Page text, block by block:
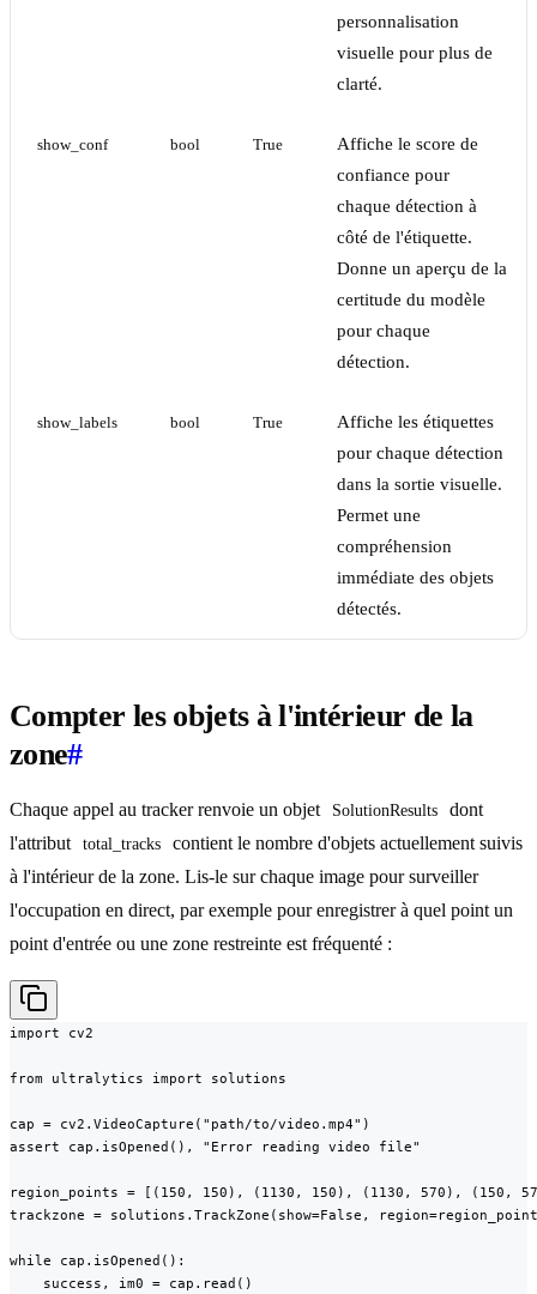
personnalisation
visuelle pour plus de
clarté.
show_conf bool True
Affiche le score de
confiance pour
chaque détection à
côté de l'étiquette.
Donne un aperçu de la
certitude du modèle
pour chaque
détection.
show_labels bool True
Affiche les étiquettes
pour chaque détection
dans la sortie visuelle.
Permet une
compréhension
immédiate des objets
détectés.
Compter les objets à l'intérieur de la
zone#
Chaque appel au tracker renvoie un objet SolutionResults
dont
l'attribut
total_tracks
contient le nombre d'objets actuellement suivis
à l'intérieur de la zone. Lis-le sur chaque image pour surveiller
l'occupation en direct, par exemple pour enregistrer à quel point un
point d'entrée ou une zone restreinte est fréquenté :
import cv2
from ultralytics import solutions
cap = cv2.VideoCapture("path/to/video.mp4")
assert cap.isOpened(), "Error reading video file"
region_points = [(150, 150), (1130, 150), (1130, 570), (150,
trackzone = solutions.TrackZone(show=False,
while cap.isOpened():
    success, im0 = cap.read()